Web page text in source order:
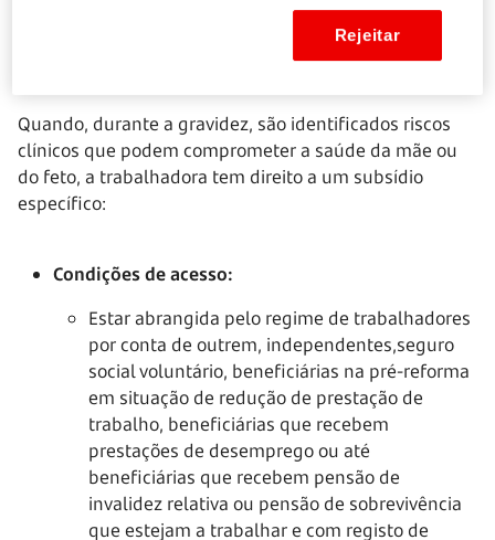
Quando, durante a gravidez, são identificados riscos
clínicos que podem comprometer a saúde da mãe ou
do feto, a trabalhadora tem direito a um subsídio
específico:
Condições de acesso:
Estar abrangida pelo regime de trabalhadores
por conta de outrem, independentes,seguro
social voluntário, beneficiárias na pré-reforma
em situação de redução de prestação de
trabalho, beneficiárias que recebem
prestações de desemprego ou até
beneficiárias que recebem pensão de
invalidez relativa ou pensão de sobrevivência
que estejam a trabalhar e com registo de
Rejeitar